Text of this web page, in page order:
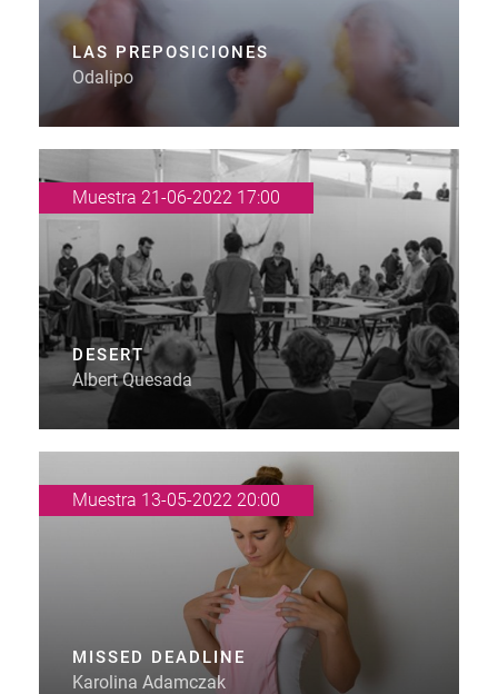
LAS PREPOSICIONES
Odalipo
Muestra 21-06-2022 17:00
DESERT
Albert Quesada
Muestra 13-05-2022 20:00
MISSED DEADLINE
Karolina Adamczak